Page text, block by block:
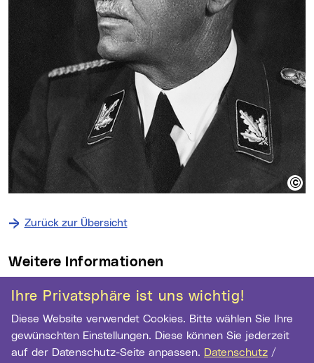
Ihre Privatsphäre ist uns wichtig!
Diese Website verwendet Cookies. Bitte wählen Sie Ihre
gewünschten Einstellungen. Diese können Sie jederzeit
auf der Datenschutz-Seite anpassen. Datenschutz /
Zurück zur Übersicht
Weitere Informationen
Kontakt
Archiv der Stadt Linz
Hauptstr. 1-5
4041 Linz